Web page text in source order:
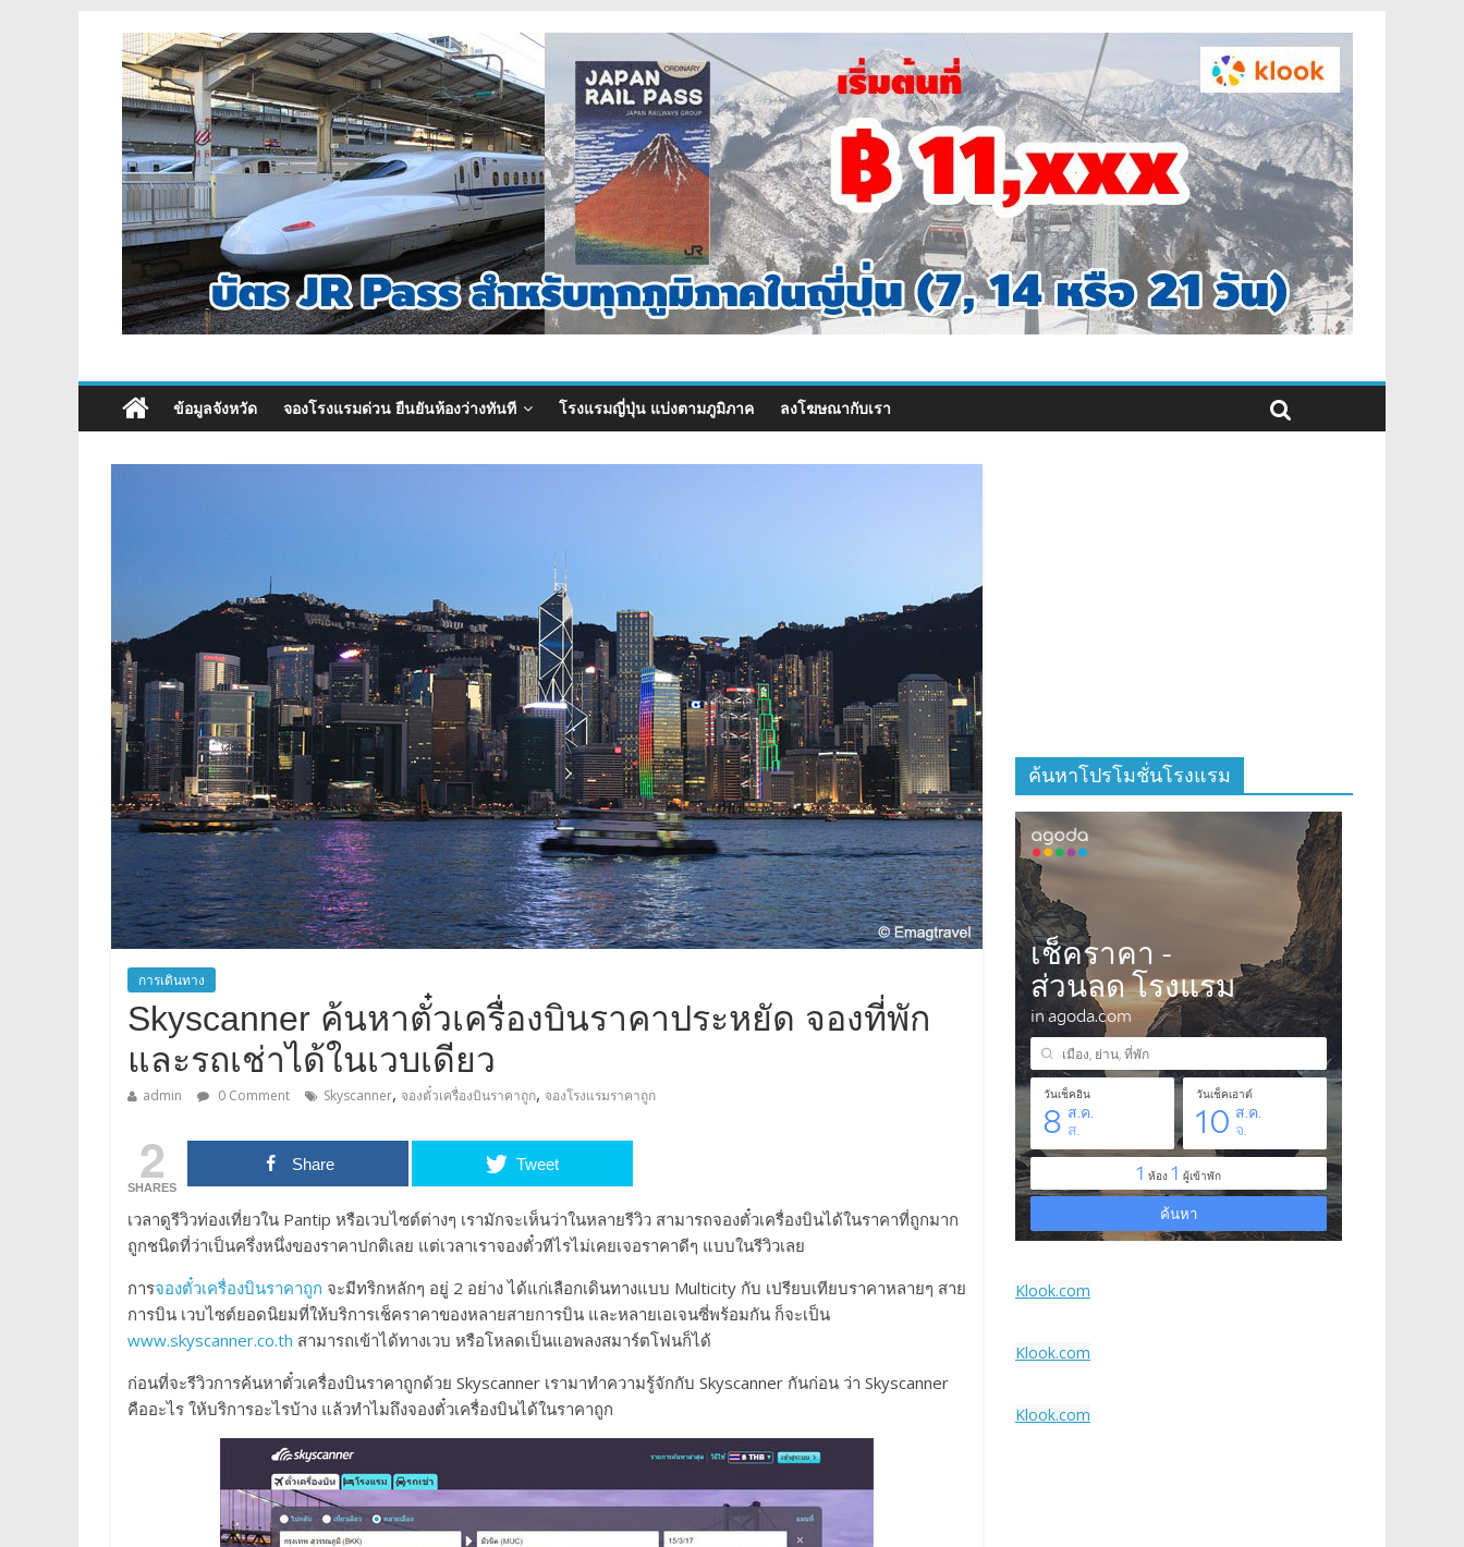
ข้อมูลจังหวัด จองโรงแรมด่วน ยืนยันห้องว่างทันที โรงแรมญี่ปุ่น แบ่งตามภูมิภาค ลงโฆษณากับเรา
การเดินทาง
Skyscanner ค้นหาตั๋วเครื่องบินราคาประหยัด จองที่พัก
และรถเช่าได้ในเวบเดียว
admin 0 Comment Skyscanner, จองตั๋วเครื่องบินราคาถูก, จองโรงแรมราคาถูก
2
SHARES
Share Tweet
เวลาดูรีวิวท่องเที่ยวใน Pantip หรือเวบไซต์ต่างๆ เรามักจะเห็นว่าในหลายรีวิว สามารถจองตั๋วเครื่องบินได้ในราคาที่ถูกมาก
ถูกชนิดที่ว่าเป็นครึ่งหนึ่งของราคาปกติเลย แต่เวลาเราจองตั๋วทีไรไม่เคยเจอราคาดีๆ แบบในรีวิวเลย
การจองตั๋วเครื่องบินราคาถูก จะมีทริกหลักๆ อยู่ 2 อย่าง ได้แก่เลือกเดินทางแบบ Multicity กับ เปรียบเทียบราคาหลายๆ สาย
การบิน เวบไซต์ยอดนิยมที่ให้บริการเช็คราคาของหลายสายการบิน และหลายเอเจนซี่พร้อมกัน ก็จะเป็น
www.skyscanner.co.th สามารถเข้าได้ทางเวบ หรือโหลดเป็นแอพลงสมาร์ตโฟนก็ได้
ก่อนที่จะรีวิวการค้นหาตั๋วเครื่องบินราคาถูกด้วย Skyscanner เรามาทำความรู้จักกับ Skyscanner กันก่อน ว่า Skyscanner
คืออะไร ให้บริการอะไรบ้าง แล้วทำไมถึงจองตั๋วเครื่องบินได้ในราคาถูก
ค้นหาโปรโมชั่นโรงแรม
Klook.com
Klook.com
Klook.com